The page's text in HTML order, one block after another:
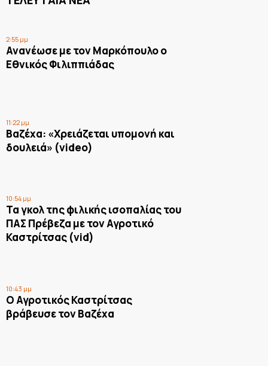
2:55 μμ
Ανανέωσε με τον Μαρκόπουλο ο
Εθνικός Φιλιππιάδας
11:22 μμ
Βαζέχα: «Χρειάζεται υπομονή και
δουλειά» (video)
10:54 μμ
Τα γκολ της φιλικής ισοπαλίας του
ΠΑΣ Πρέβεζα με τον Αγροτικό
Καστρίτσας (vid)
10:43 μμ
Ο Αγροτικός Καστρίτσας
βράβευσε τον Βαζέχα